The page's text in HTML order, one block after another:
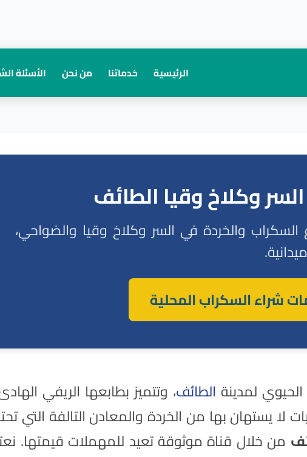
الرئيسية خدماتنا من نحن الأسئلة
وكلاخ وقيا الطائف
والخردة في السر وكلاخ وقيا والضواحي،
شراء السكراب المحلية
لمدينة الطائف، وتتميز بطابعها الريفي
يستهان بها من الخردة والمعادن التالفة التي
من خلال قناة موثوقة تعيد للمهملات قيمتها.